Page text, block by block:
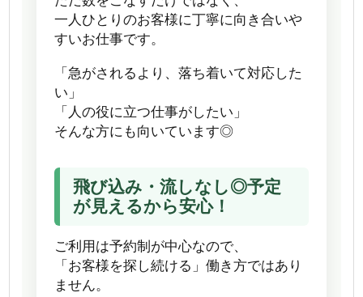
一人ひとりのお客様に丁寧に向き合いや
すいお仕事です。
「急がされるより、落ち着いて対応した
い」
「人の役に立つ仕事がしたい」
そんな方にも向いています◎
飛び込み・流しなし◎予定
が見えるから安心！
ご利用は予約制が中心なので、
「お客様を探し続ける」働き方ではあり
ません。